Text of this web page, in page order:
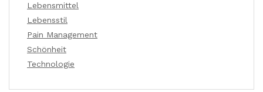
Lebensmittel
Lebensstil
Pain Management
Schönheit
Technologie